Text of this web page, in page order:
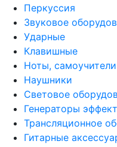
Перкуссия
Звуковое
Ударные
Клавишные
Ноты, самоучители
Наушники
Световое
Генераторы
Трансляционное
Гитарные